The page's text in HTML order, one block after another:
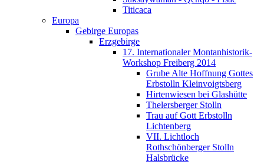
Titicaca
Europa
Gebirge Europas
Erzgebirge
17. Internationaler Montanhistorik-
Workshop Freiberg 2014
Grube Alte Hoffnung Gottes
Erbstolln Kleinvoigtsberg
Hirtenwiesen bei Glashütte
Thelersberger Stolln
Trau auf Gott Erbstolln
Lichtenberg
VII. Lichtloch
Rothschönberger Stolln
Halsbrücke